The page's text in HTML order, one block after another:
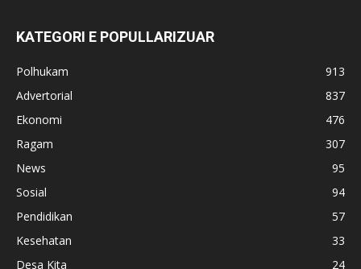
KATEGORI E POPULLARIZUAR
Polhukam
913
Advertorial
837
Ekonomi
476
Ragam
307
News
95
Sosial
94
Pendidikan
57
Kesehatan
33
Desa Kita
24